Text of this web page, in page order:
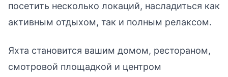
посетить несколько локаций, насладиться как
активным отдыхом, так и полным релаксом.
Яхта становится вашим домом, рестораном,
смотровой площадкой и центром